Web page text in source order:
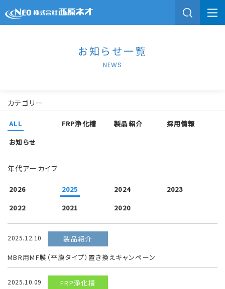
お知らせ一覧
NEWS
カテゴリー
ALL FRP浄化槽 製品紹介
採用情報
お知らせ
年代アーカイブ
2026 2025 2024
2023
2022
2021 2020
2025.12.10
製品紹介
MBR用MF膜（平膜タイプ）置き換えキャンペーン
2025.10.09
FRP浄化槽